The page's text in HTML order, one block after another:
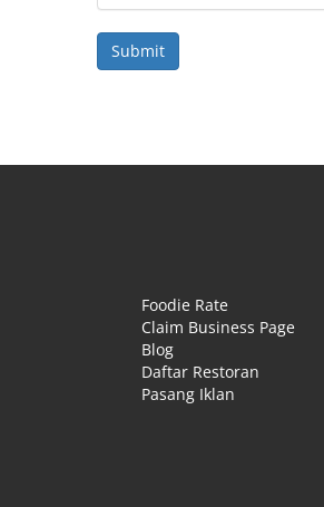
Foodie Rate
Claim Business Page
Blog
Daftar Restoran
Pasang Iklan